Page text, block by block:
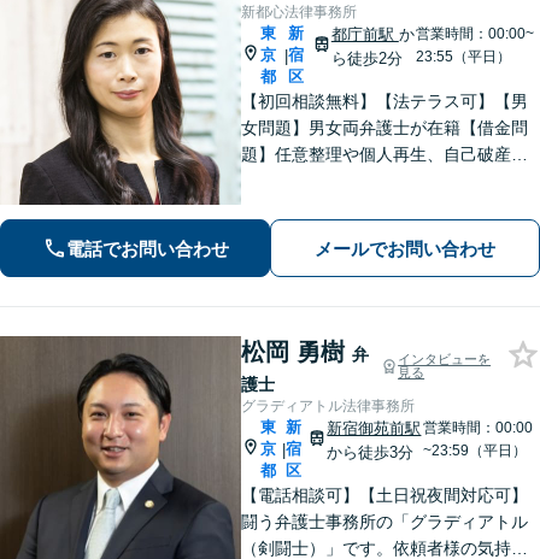
新都心法律事務所
東
京
都
|
新
宿
区
都庁前駅 か
ら徒歩2分
営業時間：00:00~
23:55（平日）
【初回相談無料】【法テラス可】【男
女問題】男女両弁護士が在籍【借金問
題】任意整理や個人再生、自己破産な
雇、ハラスメント事案に強【夜間・ 休
日面談可】【完全個室】【新宿駅徒歩3
電話でお問い合わせ メールでお問い合わせ
松岡 勇樹 弁
護士
インタビューを
見る
グラディアトル法律事務所
東
京
都
|
新
宿
区
新宿御苑前駅
から徒歩3分
営業時間：00:00
~23:59（平日）
【電話相談可】【土日祝夜間対応可】
闘う弁護士事務所の「グラディアトル
（剣闘士）」です。依頼者様の気持ち